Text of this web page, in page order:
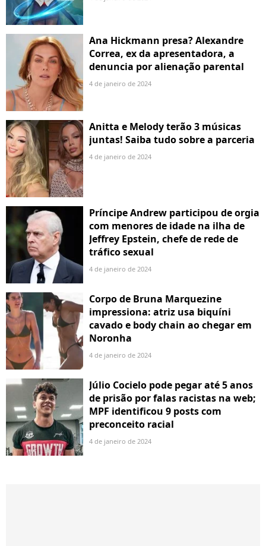
Ana Hickmann presa? Alexandre
Correa, ex da apresentadora, a
denuncia por alienação parental
4 de janeiro de 2024
Anitta e Melody terão 3 músicas
juntas! Saiba tudo sobre a parceria
4 de janeiro de 2024
Príncipe Andrew participou de orgia
com menores de idade na ilha de
Jeffrey Epstein, chefe de rede de
tráfico sexual
4 de janeiro de 2024
Corpo de Bruna Marquezine
impressiona: atriz usa biquíni
cavado e body chain ao chegar em
Noronha
4 de janeiro de 2024
Júlio Cocielo pode pegar até 5 anos
de prisão por falas racistas na web;
MPF identificou 9 posts com
preconceito racial
4 de janeiro de 2024